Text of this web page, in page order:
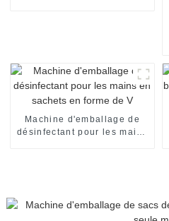
Machine d'emballage de
désinfectant pour les mains